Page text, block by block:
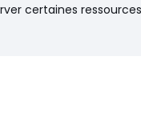
certaines